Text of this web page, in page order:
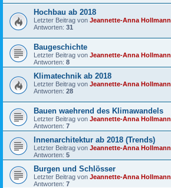
Hochbau ab 2018
Letzter Beitrag von Jeannette-Anna Hollmann
Antworten: 31
Baugeschichte
Letzter Beitrag von Jeannette-Anna Hollmann
Antworten: 8
Klimatechnik ab 2018
Letzter Beitrag von Jeannette-Anna Hollmann
Antworten: 28
Bauen waehrend des Klimawandels
Letzter Beitrag von Jeannette-Anna Hollmann
Antworten: 7
Innenarchitektur ab 2018 (Trends)
Letzter Beitrag von Jeannette-Anna Hollmann
Antworten: 5
Burgen und Schlösser
Letzter Beitrag von Jeannette-Anna Hollmann
Antworten: 7